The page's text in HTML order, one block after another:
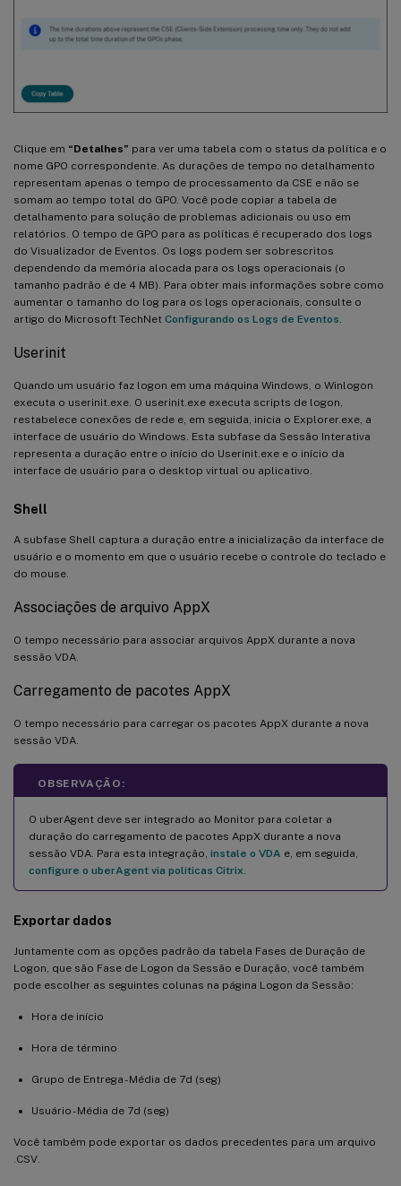
Clique em “Detalhes” para ver uma tabela com o status da política e o
nome GPO correspondente. As durações de tempo no detalhamento
representam apenas o tempo de processamento da CSE e não se
somam ao tempo total do GPO. Você pode copiar a tabela de
detalhamento para solução de problemas adicionais ou uso em
relatórios. O tempo de GPO para as políticas é recuperado dos logs
do Visualizador de Eventos. Os logs podem ser sobrescritos
dependendo da memória alocada para os logs operacionais (o
tamanho padrão é de 4 MB). Para obter mais informações sobre como
aumentar o tamanho do log para os logs operacionais, consulte o
artigo do Microsoft TechNet Configurando os Logs de Eventos
Userinit
Quando um usuário faz logon em uma máquina Windows, o Winlogon
executa o userinit.exe. O userinit.exe executa scripts de logon,
restabelece conexões de rede e, em seguida, inicia o Explorer.exe, a
interface de usuário do Windows. Esta subfase da Sessão Interativa
representa a duração entre o início do Userinit.exe e o início da
interface de usuário para o desktop virtual ou aplicativo.
Shell
A subfase Shell captura a duração entre a inicialização da interface de
usuário e o momento em que o usuário recebe o controle do teclado e
do mouse.
Associações de arquivo AppX
O tempo necessário para associar arquivos AppX durante a nova
sessão VDA.
Carregamento de pacotes AppX
O tempo necessário para carregar os pacotes AppX durante a nova
sessão VDA.
OBSERVAÇÃO:
O uberAgent deve ser integrado ao Monitor para coletar a
duração do carregamento de pacotes AppX durante a nova
sessão VDA. Para esta integração, instale o VDA e, em seguida,
configure o uberAgent via políticas Citrix
Exportar dados
Juntamente com as opções padrão da tabela Fases de Duração de
Logon, que são Fase de Logon da Sessão e Duração, você também
pode escolher as seguintes colunas na página Logon da Sessão:
Hora de início
Hora de término
Grupo de Entrega - Média de 7d (seg)
Usuário - Média de 7d (seg)
Você também pode exportar os dados precedentes para um arquivo
.CSV.